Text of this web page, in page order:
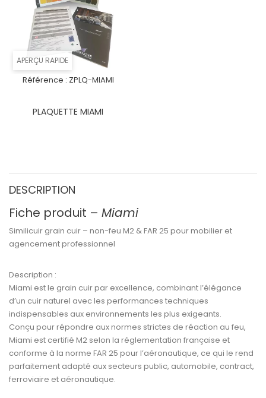
APERÇU RAPIDE
Référence : ZPLQ-MIAMI
PLAQUETTE MIAMI
DESCRIPTION
Fiche produit – Miami
Similicuir grain cuir – non-feu M2 & FAR 25 pour mobilier et
agencement professionnel
Description :
Miami est le grain cuir par excellence, combinant l’élégance
d’un cuir naturel avec les performances techniques
indispensables aux environnements les plus exigeants.
Conçu pour répondre auxnormes strictes de réaction au feu,
Miami est certifié M2 selon la réglementation française et
conforme à la norme FAR 25 pour l’aéronautique, ce qui le rend
parfaitement adapté aux secteurs public, automobile, contract,
ferroviaire et aéronautique.